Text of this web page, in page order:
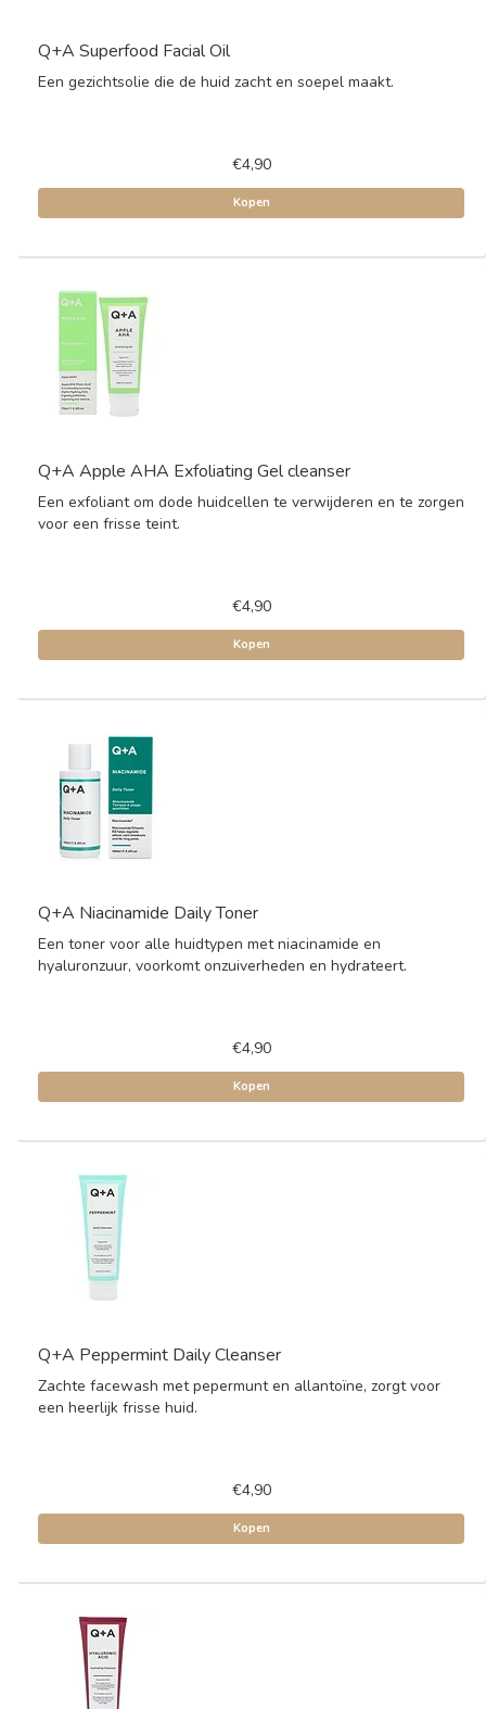
Q+A Superfood Facial Oil
Een gezichtsolie die de huid zacht en soepel maakt.
€4,90
Kopen
Q+A Apple AHA Exfoliating Gel cleanser
Een exfoliant om dode huidcellen te verwijderen en te zorgen
voor een frisse teint.
€4,90
Kopen
Q+A Niacinamide Daily Toner
Een toner voor alle huidtypen met niacinamide en
hyaluronzuur, voorkomt onzuiverheden en hydrateert.
€4,90
Kopen
Q+A Peppermint Daily Cleanser
Zachte facewash met pepermunt en allantoïne, zorgt voor
een heerlijk frisse huid.
€4,90
Kopen